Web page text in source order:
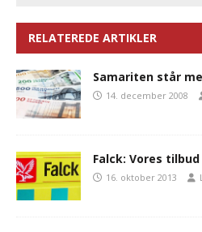
RELATEREDE ARTIKLER
Samariten står
14. december 2008
Falck: Vores
16. oktober 2013